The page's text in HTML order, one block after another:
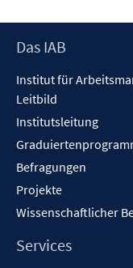
Footer
Das IAB
Institut für
Leitbild
Institutsleitung
Befragungen
Projekte
Wissenschaftlicher
Services